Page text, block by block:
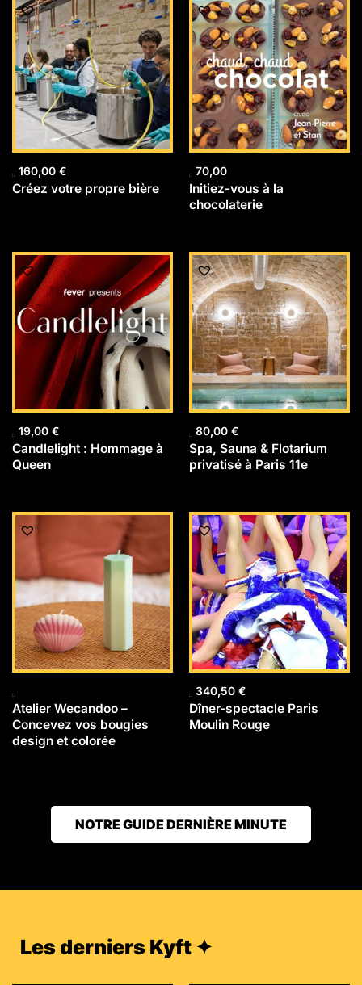
160,00 €
Créez votre propre bière
70,00
Initiez-vous à la
chocolaterie
19,00 €
Candlelight : Hommage à
Queen
80,00 €
Spa, Sauna & Flotarium
privatisé à Paris 11e
Atelier Wecandoo –
Concevez vos bougies
design et colorée
340,50 €
Dîner-spectacle Paris
Moulin Rouge
NOTRE GUIDE DERNIÈRE MINUTE
Les derniers Kyft ✦